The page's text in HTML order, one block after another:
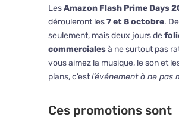
LesAmazon Flash Prime Days
dérouleront les7 et 8 octobre.
seulement, mais deux jours de
commercialesà ne surtout pas
vous aimez la musique, le son et
plans, c’estl’événement à ne pas
Ces promotions sont